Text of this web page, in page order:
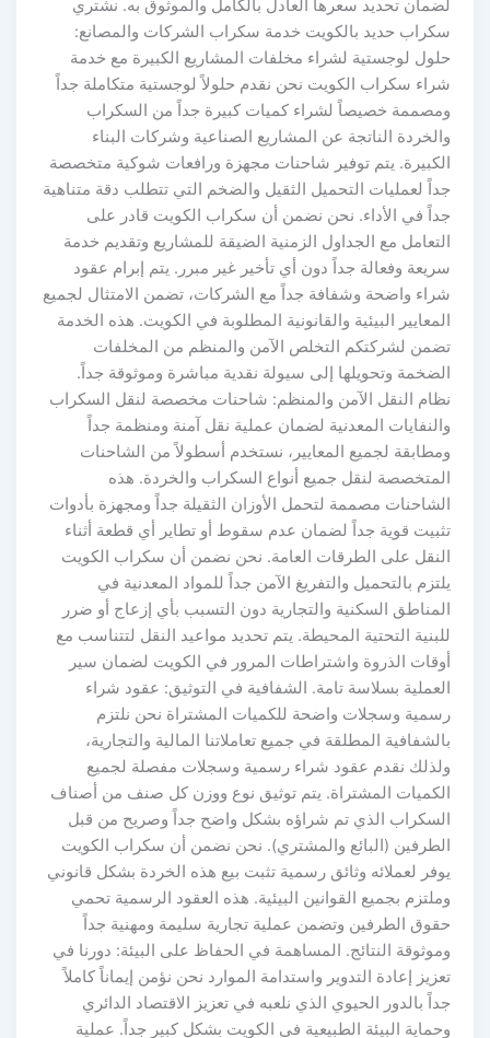
لضمان تحديد سعرها العادل بالكامل والموثوق به. نشتري
سكراب حديد بالكويت خدمة سكراب الشركات والمصانع:
حلول لوجستية لشراء مخلفات المشاريع الكبيرة مع خدمة
شراء سكراب الكويت نحن نقدم حلولاً لوجستية متكاملة جداً
ومصممة خصيصاً لشراء كميات كبيرة جداً من السكراب
والخردة الناتجة عن المشاريع الصناعية وشركات البناء
الكبيرة. يتم توفير شاحنات مجهزة ورافعات شوكية متخصصة
جداً لعمليات التحميل الثقيل والضخم التي تتطلب دقة متناهية
جداً في الأداء. نحن نضمن أن سكراب الكويت قادر على
التعامل مع الجداول الزمنية الضيقة للمشاريع وتقديم خدمة
سريعة وفعالة جداً دون أي تأخير غير مبرر. يتم إبرام عقود
شراء واضحة وشفافة جداً مع الشركات، تضمن الامتثال لجميع
المعايير البيئية والقانونية المطلوبة في الكويت. هذه الخدمة
تضمن لشركتكم التخلص الآمن والمنظم من المخلفات
الضخمة وتحويلها إلى سيولة نقدية مباشرة وموثوقة جداً.
نظام النقل الآمن والمنظم: شاحنات مخصصة لنقل السكراب
والنفايات المعدنية لضمان عملية نقل آمنة ومنظمة جداً
ومطابقة لجميع المعايير، نستخدم أسطولاً من الشاحنات
المتخصصة لنقل جميع أنواع السكراب والخردة. هذه
الشاحنات مصممة لتحمل الأوزان الثقيلة جداً ومجهزة بأدوات
تثبيت قوية جداً لضمان عدم سقوط أو تطاير أي قطعة أثناء
النقل على الطرقات العامة. نحن نضمن أن سكراب الكويت
يلتزم بالتحميل والتفريغ الآمن جداً للمواد المعدنية في
المناطق السكنية والتجارية دون التسبب بأي إزعاج أو ضرر
للبنية التحتية المحيطة. يتم تحديد مواعيد النقل لتتناسب مع
أوقات الذروة واشتراطات المرور في الكويت لضمان سير
العملية بسلاسة تامة. الشفافية في التوثيق: عقود شراء
رسمية وسجلات واضحة للكميات المشتراة نحن نلتزم
بالشفافية المطلقة في جميع تعاملاتنا المالية والتجارية،
ولذلك نقدم عقود شراء رسمية وسجلات مفصلة لجميع
الكميات المشتراة. يتم توثيق نوع ووزن كل صنف من أصناف
السكراب الذي تم شراؤه بشكل واضح جداً وصريح من قبل
الطرفين (البائع والمشتري). نحن نضمن أن سكراب الكويت
يوفر لعملائه وثائق رسمية تثبت بيع هذه الخردة بشكل قانوني
وملتزم بجميع القوانين البيئية. هذه العقود الرسمية تحمي
حقوق الطرفين وتضمن عملية تجارية سليمة ومهنية جداً
وموثوقة النتائج. المساهمة في الحفاظ على البيئة: دورنا في
تعزيز إعادة التدوير واستدامة الموارد نحن نؤمن إيماناً كاملاً
جداً بالدور الحيوي الذي نلعبه في تعزيز الاقتصاد الدائري
وحماية البيئة الطبيعية في الكويت بشكل كبير جداً. عملية